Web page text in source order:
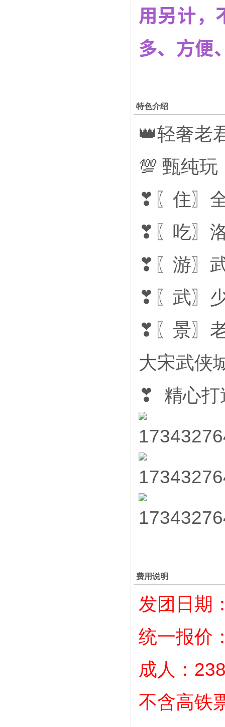
用另计，
多、方便
特色介绍
👑轻奢老
💯 甄纯玩
❣〖住〗
❣〖吃〗
❣〖游〗
❣〖武〗
❣〖景〗
大宋武侠
❣ 精心打
费用说明
发团日期
统一报价
成人：
不含高铁